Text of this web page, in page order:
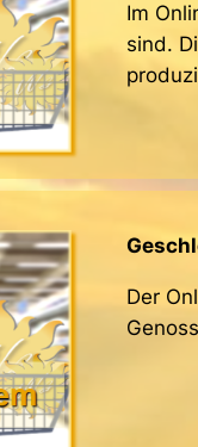
Im
sind.
Der